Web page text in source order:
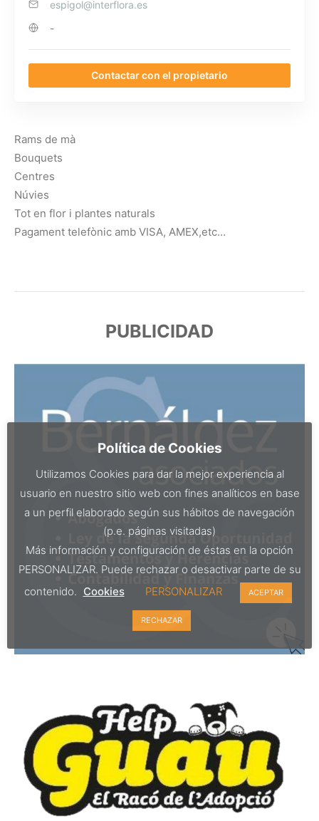
espigol@interflora.es
-
Contactar con el propietario
Rams de mà
Bouquets
Centres
Núvies
Tot en flor i plantes naturals
Pagament telefònic amb VISA, AMEX,etc…
PUBLICIDAD
Política de Cookies
Utilizamos Cookies para dar la mejor experiencia al
usuario en nuestro sitio web con fines analíticos en base
a un perfil elaborado según sus hábitos de navegación
(p.e. páginas visitadas)
Más información y configuración de éstas en la opción
PERSONALIZAR. Puede rechazar o desactivar parte de su
contenido. Cookies PERSONALIZAR ACEPTAR
RECHAZAR